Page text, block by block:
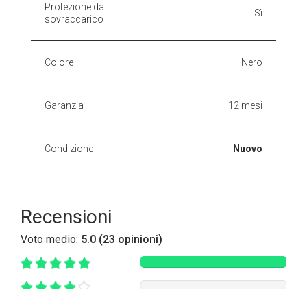
Protezione da
sovraccarico
Sì
Colore Nero
Garanzia 12 mesi
Condizione Nuovo
Recensioni
Voto medio: 5.0 (23 opinioni)